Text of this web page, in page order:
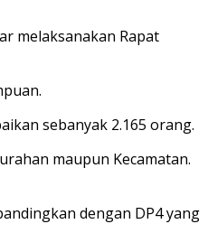
melaksanakan Rapat
sebanyak 2.165 orang.
maupun Kecamatan.
dengan DP4 yang